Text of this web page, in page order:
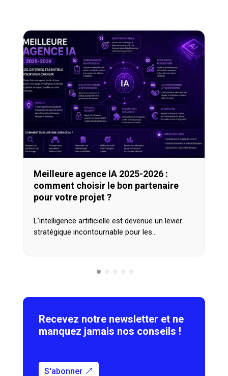
Meilleure agence IA 2025-2026 :
comment choisir le bon partenaire
pour votre projet ?
L’intelligence artificielle est devenue un levier
stratégique incontournable pour les…
Recevez notre newsletter et ne
manquez jamais nos conseils !
S'abonner